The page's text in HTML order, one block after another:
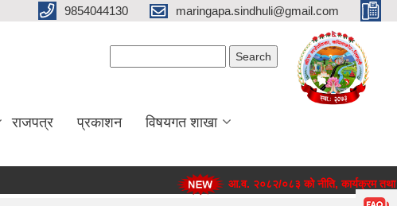
9854044130 maringapa.sindhuli@gmail.com
राजपत्र प्रकाशन विषयगत शाखा
आ.व. २०८२/०८३ को नीति, कार्यक्रम तथा